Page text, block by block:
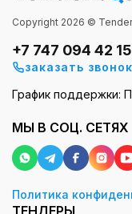
Copyright 2026 ©
+7 747 094 42 15
заказать звонок
График поддержки:
МЫ В СОЦ. СЕТЯХ
Политика
ТЕНДЕРЫ